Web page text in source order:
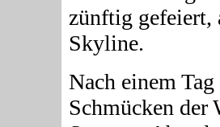
zünftig gefeiert,
Skyline.
Nach einem
Schmücken der